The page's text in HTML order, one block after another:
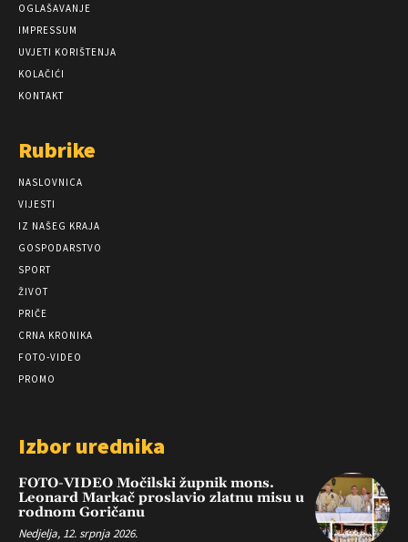
OGLAŠAVANJE
IMPRESSUM
UVJETI KORIŠTENJA
KOLAČIĆI
KONTAKT
Rubrike
NASLOVNICA
VIJESTI
IZ NAŠEG KRAJA
GOSPODARSTVO
SPORT
ŽIVOT
PRIČE
CRNA KRONIKA
FOTO-VIDEO
PROMO
Izbor urednika
FOTO-VIDEO Močilski župnik mons.
Leonard Markač proslavio zlatnu misu u
rodnom Goričanu
Nedjelja, 12. srpnja 2026.